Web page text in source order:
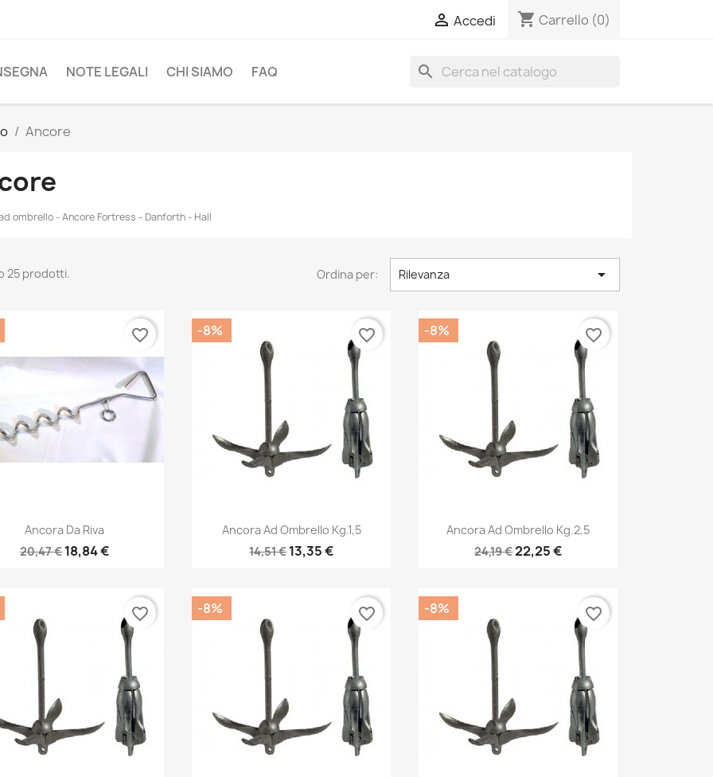
 Accedi shopping_cart Carrello (0)
NOTE LEGALI CHI SIAMO FAQ search
Ancore
ombrello - Ancore Fortress - Danforth - Hall
25 prodotti. Ordina per: Rilevanza 
Anteprima
Ancora Da Riva
20,47 €18,84 €
favorite_border
Anteprima
Ancora Ad Ombrello Kg.1,5
14,51 €13,35 €
-8% favorite_border
Anteprima
Ancora Ad Ombrello Kg.2,5
24,19 €22,25 €
-8% favorite_border
favorite_border -8% favorite_border -8% favorite_border